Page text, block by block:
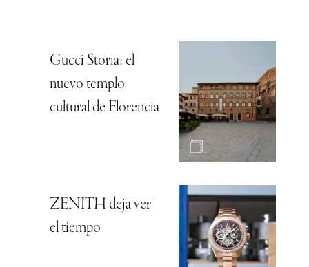
Gucci Storia: el
nuevo templo
cultural de Florencia
ZENITH deja ver
el tiempo